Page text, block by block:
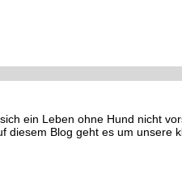
ein Leben ohne Hund nicht
Blog geht es um